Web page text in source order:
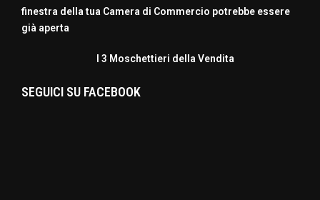
finestra della tua Camera di Commercio potrebbe essere
già aperta
I 3 Moschettieri della Vendita
SEGUICI SU FACEBOOK